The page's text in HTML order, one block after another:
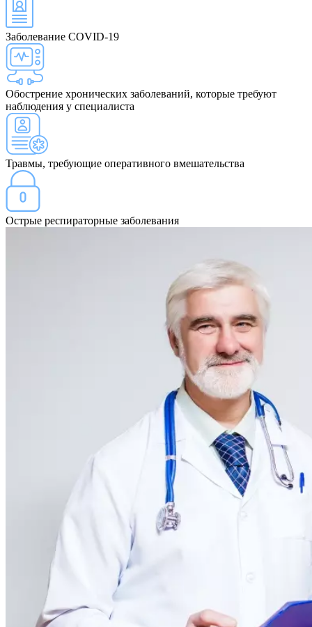
Заболевание COVID-19
Обострение хронических заболеваний, которые требуют
наблюдения у специалиста
Травмы, требующие оперативного вмешательства
Острые респираторные заболевания